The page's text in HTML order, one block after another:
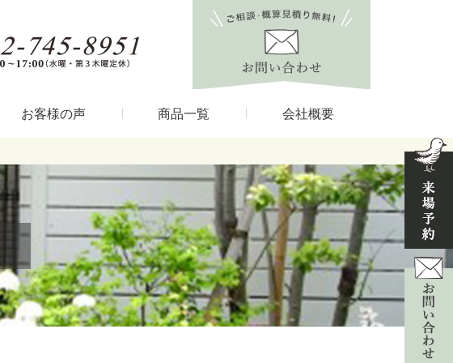
お客様の声 商品一覧 会社概要